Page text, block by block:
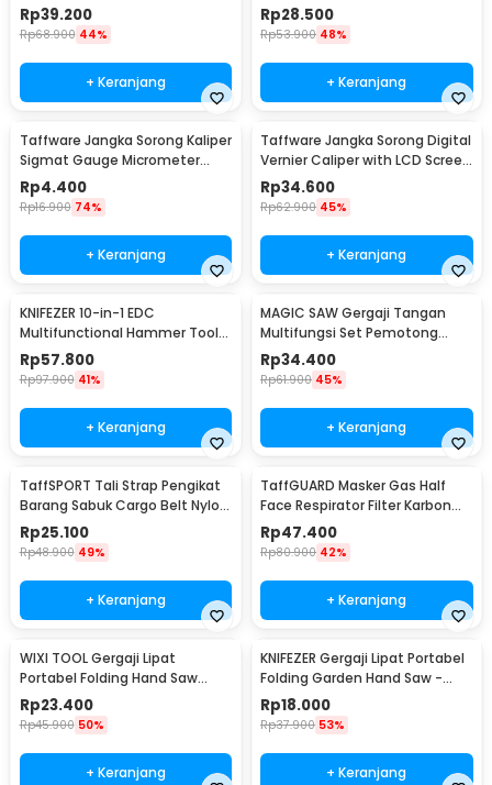
5500
Rp39.200
Rp68.900 44%
+ Keranjang
Tactical Survival 40cm - 101
Rp28.500
Rp53.900 48%
+ Keranjang
Taffware Jangka Sorong Kaliper
Sigmat Gauge Micrometer
150mm - QST-600
Rp4.400
Rp16.900 74%
+ Keranjang
Taffware Jangka Sorong Digital
Vernier Caliper with LCD Screen
150mm - JIGO-150
Rp34.600
Rp62.900 45%
+ Keranjang
KNIFEZER 10-in-1 EDC
Multifunctional Hammer Tool
for Camping Survival - WL-
9003
Rp57.800
Rp97.900 41%
+ Keranjang
MAGIC SAW Gergaji Tangan
Multifungsi Set Pemotong
Kayu Besi
Rp34.400
Rp61.900 45%
+ Keranjang
TaffSPORT Tali Strap Pengikat
Barang Sabuk Cargo Belt Nylon
5M - XR2
Rp25.100
Rp48.900 49%
+ Keranjang
TaffGUARD Masker Gas Half
Face Respirator Filter Karbon
Aktif KN95 - 6200
Rp47.400
Rp80.900 42%
+ Keranjang
WIXI TOOL Gergaji Lipat
Portabel Folding Hand Saw
39cm - JSZ-002
Rp23.400
Rp45.900 50%
+ Keranjang
KNIFEZER Gergaji Lipat Portabel
Folding Garden Hand Saw -
LA145
Rp18.000
Rp37.900 53%
+ Keranjang